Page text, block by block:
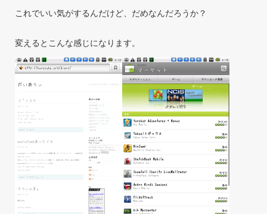
これでいい気がするんだけど、だめなんだろうか？
変えるとこんな感じになります。